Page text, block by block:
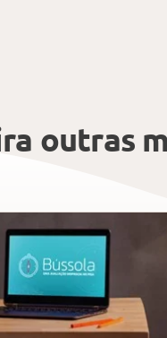
outras